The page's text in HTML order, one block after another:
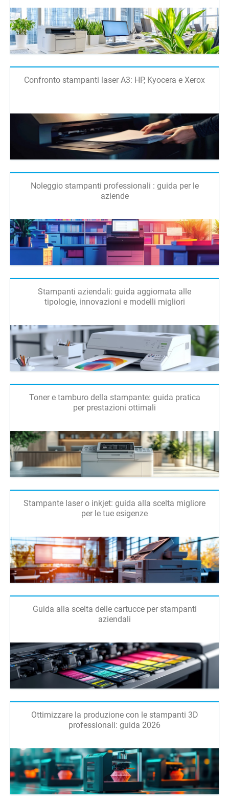
Confronto stampanti laser A3: HP, Kyocera e Xerox
Noleggio stampanti professionali : guida per le
aziende
Stampanti aziendali: guida aggiornata alle
tipologie, innovazioni e modelli migliori
Toner e tamburo della stampante: guida pratica
per prestazioni ottimali
Stampante laser o inkjet: guida alla scelta migliore
per le tue esigenze
Guida alla scelta delle cartucce per stampanti
aziendali
Ottimizzare la produzione con le stampanti 3D
professionali: guida 2026